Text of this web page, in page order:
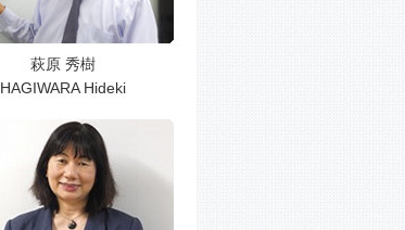
萩原 秀樹
HAGIWARA Hideki